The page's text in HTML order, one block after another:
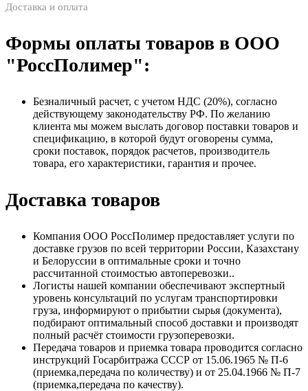
Доставка и оплата
Формы оплаты товаров в ООО
"РоссПолимер":
Безналичный расчет, с учетом НДС (20%), согласно
действующему законодательству РФ. По желанию
клиента мы можем выслать договор поставки товаров и
спецификацию, в которой будут оговорены сумма,
сроки поставок, порядок расчетов, производитель
товара, его характеристики, гарантия и прочее.
Доставка товаров
Компания ООО РоссПолимер предоставляет услуги по
доставке грузов по всей территории России, Казахстану
и Белоруссии в оптимальные сроки и точно
рассчитанной стоимостью автоперевозки..
Логисты нашей компании обеспечивают экспертный
уровень консультаций по услугам транспортировки
груза, информируют о прибытии сырья (документа),
подбирают оптимальный способ доставки и производят
полный расчёт стоимости грузоперевозки.
Передача товаров и приемка товара проводится согласно
инструкций Госарбитража СССР от 15.06.1965 № П-6
(приемка,передача по количеству) и от 25.04.1966 № П-7
(приемка,передача по качеству).